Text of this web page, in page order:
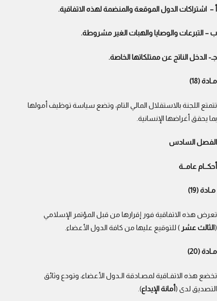
أ – اشتراكات الدول الموقعة والمنضمة لهذه الاتفاقية.
ب – التبرعات والوصايا والهبات الغير مشروطة.
جـ- الدخل الناتج عن ممتلكاتها الخاصة.
مـادة (18)
تتمتع اللجنة بالاستقلال المالي التام، وتضع سياسة توظيف أمولها
بما يحقق أغراضها الإنسانية.
الفصل السادس
أحكــام عامــة
مـادة (19)
تعرض هذه الاتفاقية فور إقرارها من قبل المؤتمر الإسلامي
(الثالث عشر ) للتوقيع عليها من كافة الدول الأعضاء.
مـادة (20)
تخضع هذه الاتفـاقية لمصـادقة الـدول الأعضاء، وتودع وثائق
التصديق لدى (أمانة الإيداع).